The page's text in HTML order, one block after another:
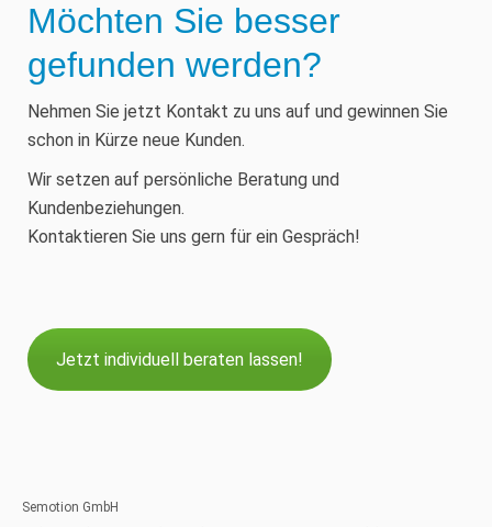
Möchten Sie besser
gefunden werden?
Nehmen Sie jetzt Kontakt zu uns auf und gewinnen Sie
schon in Kürze neue Kunden.
Wir setzen auf persönliche Beratung und
Kundenbeziehungen.
Kontaktieren Sie uns gern für ein Gespräch!
Jetzt individuell beraten lassen!
Semotion GmbH